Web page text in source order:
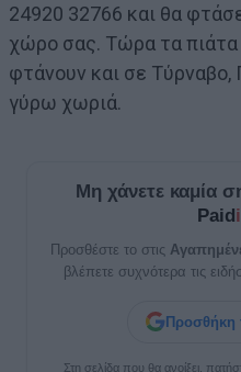
24920 32766 και θα
χώρο σας. Τώρα τα
φτάνουν και σε Τύρναβο,
γύρω χωριά.
Μη χάνετε καμία
Paidi
Προσθέστε το στις
βλέπετε συχνότερα τις
Προσθήκη
Στη σελίδα που θα ανοίξει,